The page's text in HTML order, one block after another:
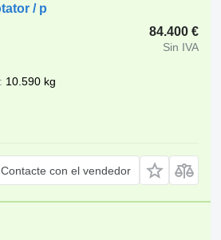
/ p
84.400 €
Sin IVA
10.590 kg
Contacte con el vendedor